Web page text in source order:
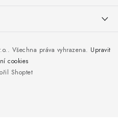
nábytku
Shoptet
. Všechna práva vyhrazena. Upravit
cookies